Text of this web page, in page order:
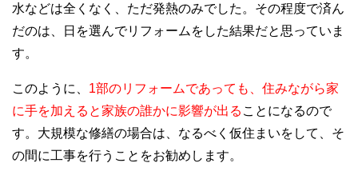
水などは全くなく、ただ発熱のみでした。その程度で済ん
だのは、日を選んでリフォームをした結果だと思っていま
す。
このように、 1部のリフォームであっても、住みながら家
に手を加えると家族の誰かに影響が出る ことになるので
す。大規模な修繕の場合は、なるべく仮住まいをして、そ
の間に工事を行うことをお勧めします。